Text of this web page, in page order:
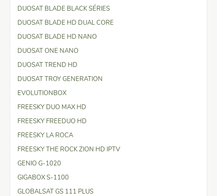
DUOSAT BLADE BLACK SÉRIES
DUOSAT BLADE HD DUAL CORE
DUOSAT BLADE HD NANO
DUOSAT ONE NANO
DUOSAT TREND HD
DUOSAT TROY GENERATION
EVOLUTIONBOX
FREESKY DUO MAX HD
FREESKY FREEDUO HD
FREESKY LA ROCA
FREESKY THE ROCK ZION HD IPTV
GENIO G-1020
GIGABOX S-1100
GLOBALSAT GS 111 PLUS